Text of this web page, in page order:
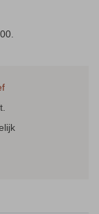
.